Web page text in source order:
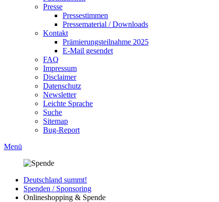
Presse
Pressestimmen
Pressematerial / Downloads
Kontakt
Prämierungsteilnahme 2025
E-Mail gesendet
FAQ
Impressum
Disclaimer
Datenschutz
Newsletter
Leichte Sprache
Suche
Sitemap
Bug-Report
Menü
Deutschland summt!
Spenden / Sponsoring
Onlineshopping & Spende